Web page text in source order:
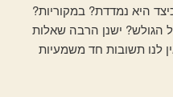
היא נמדדת? במקוריות?
הגולש? ישנן הרבה שאלות
לנו תשובות חד משמעיות